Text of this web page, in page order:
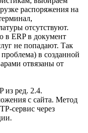
распоряжения на
отсутствуют.
в ERP в документ
не попадают. Так
в созданной
отвязаны от
из ред. 2.4.
с сайта. Метод
сервис через